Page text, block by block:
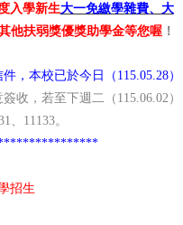
入學新生大一免繳學雜費、大
他扶弱獎優獎助學金等您喔！
，本校已於今日（115.05.28）
收，若至下週二（115.06.02 ）
、11133。
招生